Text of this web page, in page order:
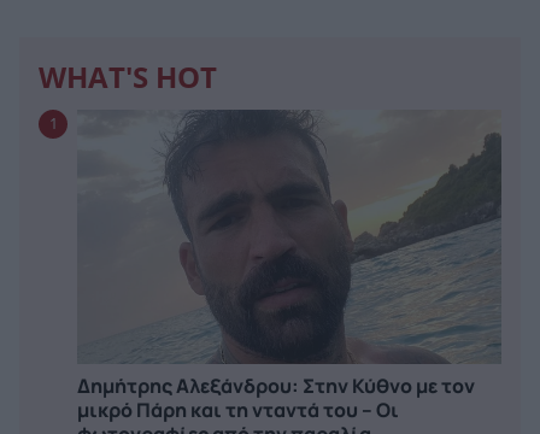
WHAT'S HOT
1
Δημήτρης Αλεξάνδρου: Στην Κύθνο με τον
μικρό Πάρη και τη νταντά του – Οι